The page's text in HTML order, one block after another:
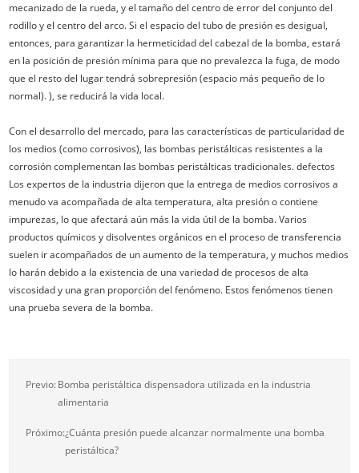
mecanizado de la rueda, y el tamaño del centro de error del conjunto del
rodillo y el centro del arco. Si el espacio del tubo de presión es desigual,
entonces, para garantizar la hermeticidad del cabezal de la bomba, estará
en la posición de presión mínima para que no prevalezca la fuga, de modo
que el resto del lugar tendrá sobrepresión (espacio más pequeño de lo
normal). ), se reducirá la vida local.
Con el desarrollo del mercado, para las características de particularidad de
los medios (como corrosivos), las bombas peristálticas resistentes a la
corrosión complementan las bombas peristálticas tradicionales. defectos
Los expertos de la industria dijeron que la entrega de medios corrosivos a
menudo va acompañada de alta temperatura, alta presión o contiene
impurezas, lo que afectará aún más la vida útil de la bomba. Varios
productos químicos y disolventes orgánicos en el proceso de transferencia
suelen ir acompañados de un aumento de la temperatura, y muchos medios
lo harán debido a la existencia de una variedad de procesos de alta
viscosidad y una gran proporción del fenómeno. Estos fenómenos tienen
una prueba severa de la bomba.
Previo:Bomba peristáltica dispensadora utilizada en la industria
alimentaria
Próximo:¿Cuánta presión puede alcanzar normalmente una bomba
peristáltica?